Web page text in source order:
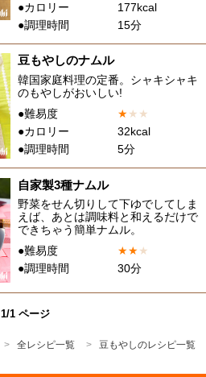
●カロリー
177kcal
●調理時間
15分
豆もやしのナムル
韓国家庭料理の定番。シャキシャキ
のもやしがおいしい!
●難易度
★★ ★
●カロリー
32kcal
●調理時間
5分
自家製3種ナムル
野菜をせん切りして下ゆでしてしま
えば、あとは調味料と和えるだけで
できちゃう簡単ナムル。
●難易度
★★★
●調理時間
30分
1/1 ページ
全レシピ一覧 豆もやしのレシピ一覧